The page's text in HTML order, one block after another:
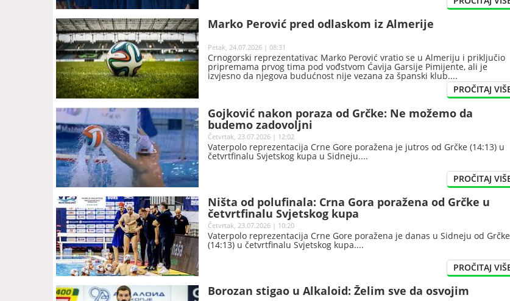
Marko Perović pred odlaskom iz Almerije
Petak, 24.07.2026 | 08:31
Crnogorski reprezentativac Marko Perović vratio se u Almeriju i priključio
pripremama prvog tima pod vođstvom Ćavija Garsije Pimijente, ali je
izvjesno da njegova budućnost nije vezana za španski klub.
Gojković nakon poraza od Grčke: Ne možemo da
budemo zadovoljni
Četvrtak, 23.07.2026 | 12:02
Vaterpolo reprezentacija Crne Gore poražena je jutros od Grčke (14:13) u
četvrtfinalu Svjetskog kupa u Sidneju.
Ništa od polufinala: Crna Gora poražena od Grčke u
četvrtfinalu Svjetskog kupa
Četvrtak, 23.07.2026 | 10:20
Vaterpolo reprezentacija Crne Gore poražena je danas u Sidneju od Grčke
(14:13) u četvrtfinalu Svjetskog kupa.
Borozan stigao u Alkaloid: Želim sve da osvojim